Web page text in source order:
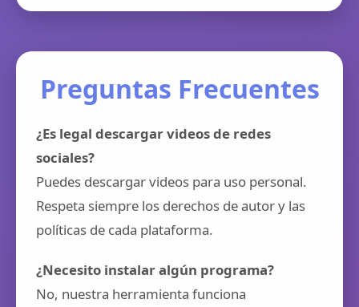
Preguntas Frecuentes
¿Es legal descargar videos de redes
sociales?
Puedes descargar videos para uso personal.
Respeta siempre los derechos de autor y las
políticas de cada plataforma.
¿Necesito instalar algún programa?
No, nuestra herramienta funciona